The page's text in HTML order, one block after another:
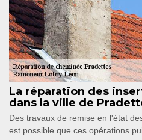
La réparation des
dans la ville de
Des travaux de remise en l'état
est possible que ces opérations